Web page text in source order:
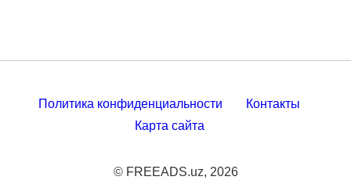
Политика конфиденциальности
Контакты
Карта сайта
© FREEADS.uz, 2026